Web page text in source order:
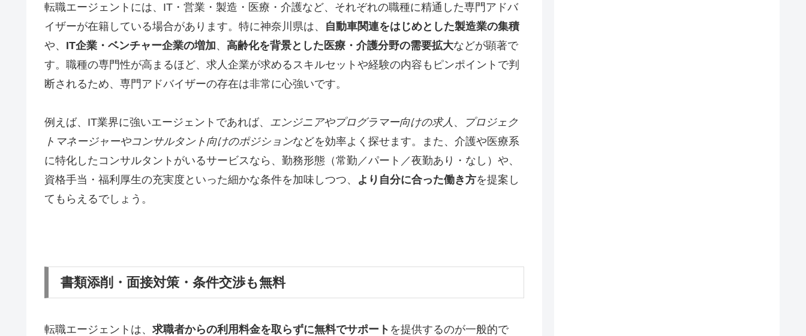
転職エージェントには、IT・営業・製造・医療・介護など、それぞれの職種に精通した専門アドバ
イザーが在籍している場合があります。特に神奈川県は、 自動車関連をはじめとした製造業の集積
や、 IT企業・ベンチャー企業の増加、 高齢化を背景とした医療・介護分野の需要拡大などが顕著で
す。職種の専門性が高まるほど、求人企業が求めるスキルセットや経験の内容もピンポイントで判
断されるため、専門アドバイザーの存在は非常に心強いです。
例えば、IT業界に強いエージェントであれば、 エンジニアやプログラマー向けの求人 、
プロジェク
トマネージャーやコンサルタント向けのポジションなどを効率よく探せます。また、介護や医療系
に特化したコンサルタントがいるサービスなら、勤務形態（常勤／パート／夜勤あり・なし）や、
資格手当・福利厚生の充実度といった細かな条件を加味しつつ、 より自分に合った働き方を提案し
てもらえるでしょう。
書類添削・面接対策・条件交渉も無料
転職エージェントは、 求職者からの利用料金を取らずに無料でサポート を提供するのが一般的で